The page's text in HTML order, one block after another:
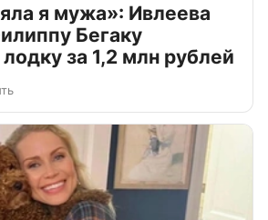
я мужа»: Ивлеева
Бегаку
за 1,2 млн рублей